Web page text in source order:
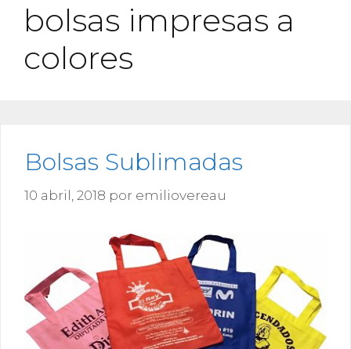
bolsas impresas a
colores
Bolsas Sublimadas
10 abril, 2018 por emiliovereau